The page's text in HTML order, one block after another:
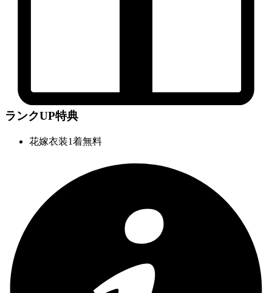
ランクUP特典
花嫁衣装1着無料